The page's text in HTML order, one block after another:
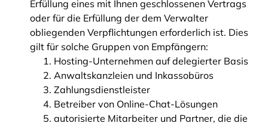
Erfüllung eines mit Ihnen geschlossenen Vertrags
oder für die Erfüllung der dem Verwalter
obliegenden Verpflichtungen erforderlich ist. Dies
gilt für solche Gruppen von Empfängern:
Hosting-Unternehmen auf delegierter Basis
Anwaltskanzleien und Inkassobüros
Zahlungsdienstleister
Betreiber von Online-Chat-Lösungen
autorisierte Mitarbeiter und Partner, die die